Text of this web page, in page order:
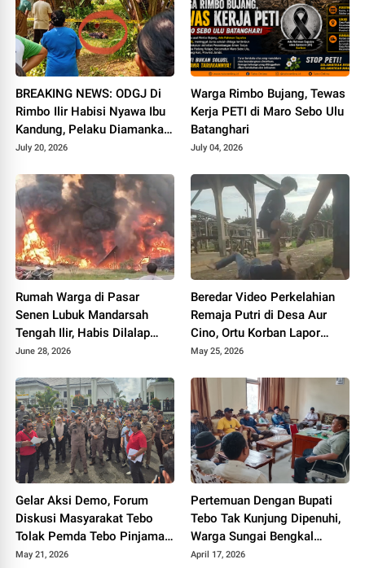
BREAKING NEWS: ODGJ Di
Rimbo Ilir Habisi Nyawa Ibu
Kandung, Pelaku Diamankan
di Mapolsek
July 20, 2026
Warga Rimbo Bujang, Tewas
Kerja PETI di Maro Sebo Ulu
Batanghari
July 04, 2026
Rumah Warga di Pasar
Senen Lubuk Mandarsah
Tengah Ilir, Habis Dilalap
Sijago Merah
June 28, 2026
Beredar Video Perkelahian
Remaja Putri di Desa Aur
Cino, Ortu Korban Lapor
Polisi
May 25, 2026
Gelar Aksi Demo, Forum
Diskusi Masyarakat Tebo
Tolak Pemda Tebo Pinjaman
PT SMI
May 21, 2026
Pertemuan Dengan Bupati
Tebo Tak Kunjung Dipenuhi,
Warga Sungai Bengkal
Geruduk Kantor Camat Tebo
April 17, 2026